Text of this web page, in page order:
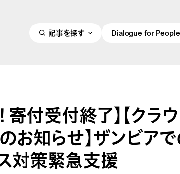
記事を探す Dialogue for People
寄付受付終了】【クラ
お知らせ】ザンビア
対策緊急支援